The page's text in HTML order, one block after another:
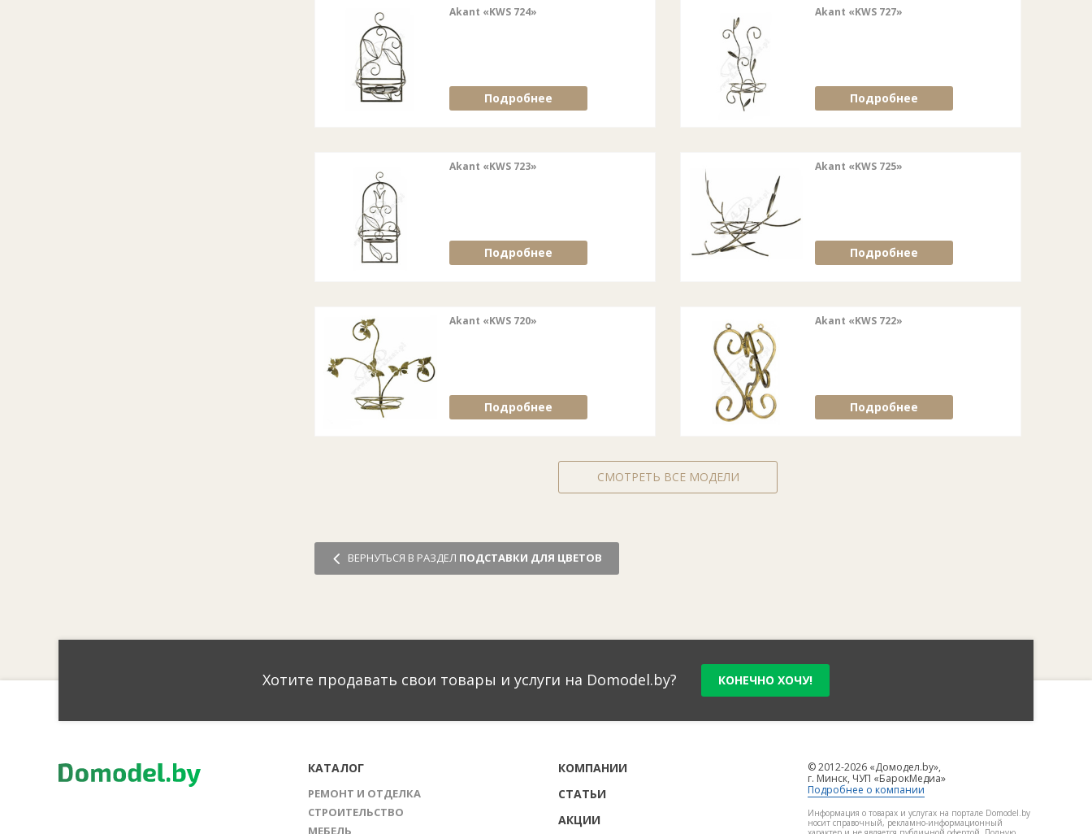
Akant «KWS 724»
Подробнее
Akant «KWS 727»
Подробнее
Akant «KWS 723»
Подробнее
Akant «KWS 725»
Подробнее
Akant «KWS 720»
Подробнее
Akant «KWS 722»
Подробнее
СМОТРЕТЬ ВСЕ МОДЕЛИ
ВЕРНУТЬСЯ В РАЗДЕЛ ПОДСТАВКИ ДЛЯ ЦВЕТОВ
Хотите продавать свои товары и услуги на Domodel.by? КОНЕЧНО ХОЧУ!
КАТАЛОГ
РЕМОНТ И ОТДЕЛКА
СТРОИТЕЛЬСТВО
МЕБЕЛЬ
КОМПАНИИ
СТАТЬИ
АКЦИИ
© 2012-2026 «Домодел.by»,
г. Минск, ЧУП «БарокМедиа»
Подробнее о компании
Информация о товарах и услугах на портале Domodel.by
носит справочный, рекламно-информационный